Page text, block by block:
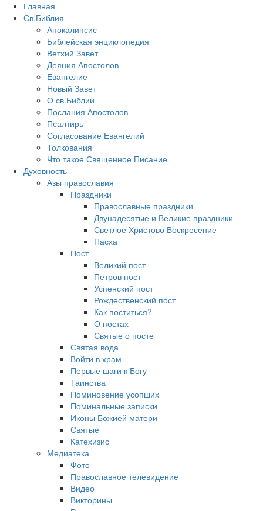
Главная
Св.Библия
Апокалипсис
Библейская энциклопедия
Ветхий Завет
Деяния Апостолов
Евангелие
Новый Завет
О св.Библии
Послания Апостолов
Псалтирь
Согласование Евангелий
Толкования
Что такое Священное Писание
Духовность
Азы православия
Праздники
Православные праздники
Двунадесятые и Великие праздники
Светлое Христово Воскресение
Пасха
Пост
Великий пост
Петров пост
Успенский пост
Рождественский пост
Как поститься?
О постах
Святые о посте
Святая вода
Войти в храм
Первые шаги к Богу
Таинства
Поминовение усопших
Поминальные записки
Иконы Божией матери
Святые
Катехизис
Медиатека
Фото
Православное телевидение
Видео
Викторины